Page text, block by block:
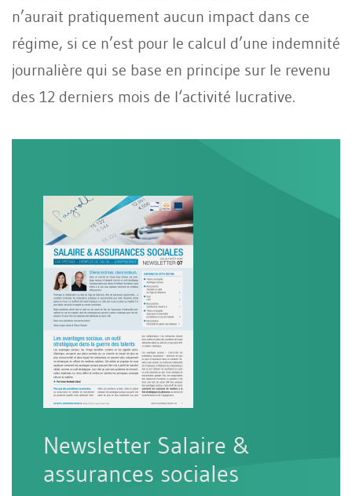
n’aurait pratiquement aucun impact dans ce
régime, si ce n’est pour le calcul d’une indemnité
journalière qui se base en principe sur le revenu
des 12 derniers mois de l‘activité lucrative.
Newsletter Salaire &
assurances sociales